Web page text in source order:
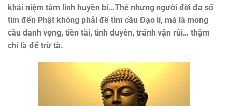
khái niệm tâm linh huyền bí…Thế nhưng người đời đa số
tìm đến Phật không phải để tìm cầu Đạo lí, mà là mong
cầu danh vọng, tiền tài, tình duyên, tránh vận rủi… thậm
chí là để trừ tà.